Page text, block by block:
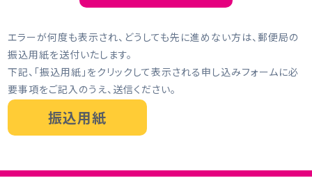
エラーが何度も表示され、どうしても先に進めない方は、郵便局の
振込用紙を送付いたします。
下記、「振込用紙」をクリックして表示される申し込みフォームに必
要事項をご記入のうえ、送信ください。
振込用紙